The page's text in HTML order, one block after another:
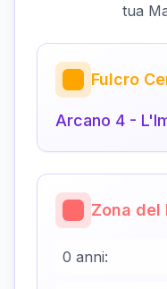
tua
Fulcro
Arcano 4 -
Zona del
0 anni: